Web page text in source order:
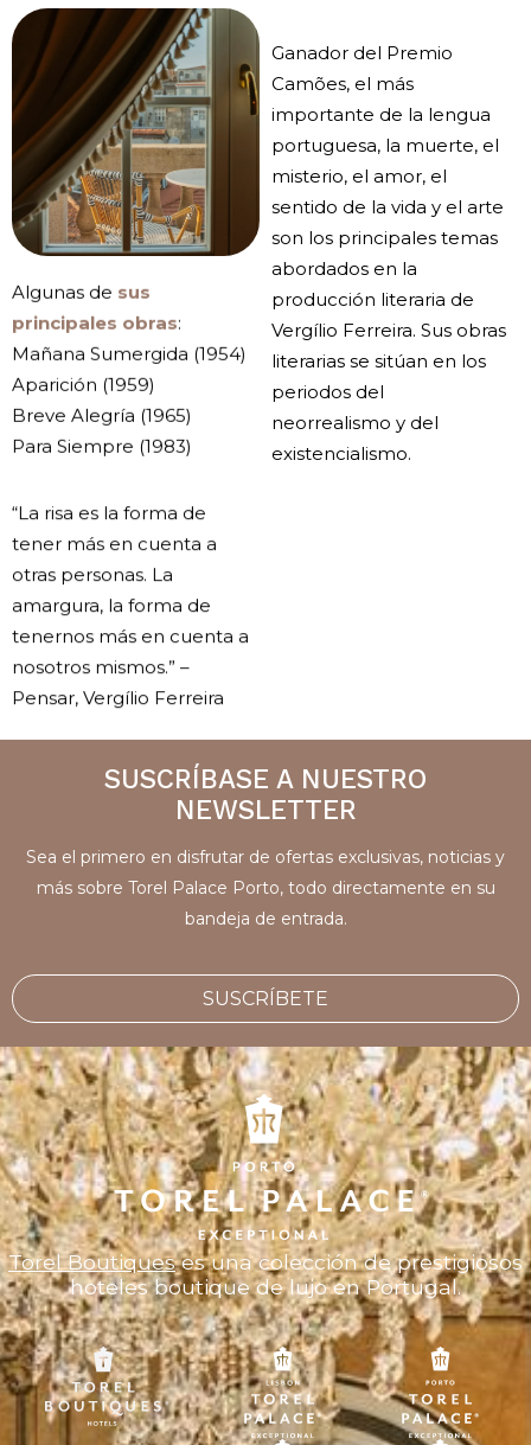
Algunas de sus
principales obras:
Mañana Sumergida (1954)
Aparición (1959)
Breve Alegría (1965)
Para Siempre (1983)
“La risa es la forma de
tener más en cuenta a
otras personas. La
amargura, la forma de
tenernos más en cuenta a
nosotros mismos.” –
Pensar, Vergílio Ferreira
Ganador del Premio
Camões, el más
importante de la lengua
portuguesa, la muerte, el
misterio, el amor, el
sentido de la vida y el arte
son los principales temas
abordados en la
producción literaria de
Vergílio Ferreira. Sus obras
literarias se sitúan en los
periodos del
neorrealismo y del
existencialismo.
SUSCRÍBASE A NUESTRO
NEWSLETTER
Sea el primero en disfrutar de ofertas exclusivas, noticias y
más sobre Torel Palace Porto, todo directamente en su
bandeja de entrada.
SUSCRÍBETE
Torel Boutiqueses una colección de prestigiosos
hoteles boutique de lujo en Portugal.